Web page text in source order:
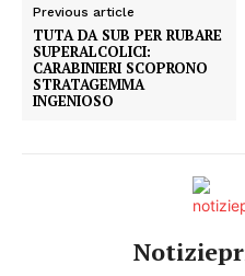
Previous article
TUTA DA SUB PER RUBARE
SUPERALCOLICI:
CARABINIERI SCOPRONO
STRATAGEMMA
INGENIOSO